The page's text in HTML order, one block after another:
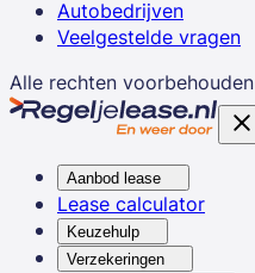
Autobedrijven
Veelgestelde vragen
Alle rechten voorbehouden
Aanbod lease
Lease calculator
Keuzehulp
Verzekeringen